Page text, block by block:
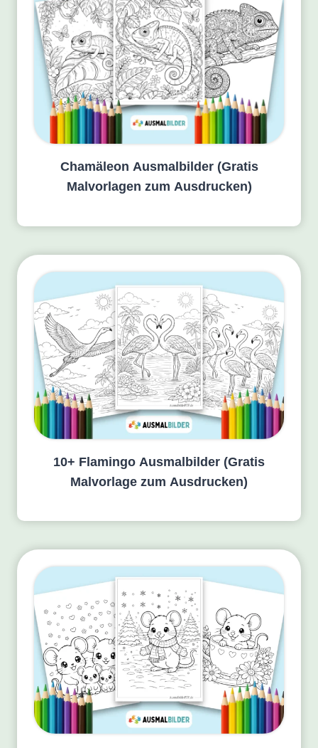
Chamäleon Ausmalbilder (Gratis
Malvorlagen zum Ausdrucken)
10+ Flamingo Ausmalbilder (Gratis
Malvorlage zum Ausdrucken)